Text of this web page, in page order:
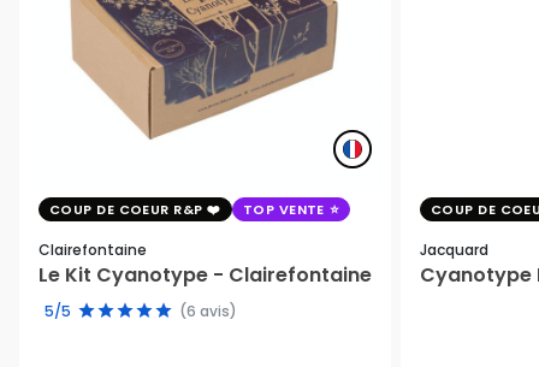
COUP DE COEUR R&P TOP VENTE
Clairefontaine
Le Kit Cyanotype - Clairefontaine
5/5 (6 avis)
COUP DE
Jacquard
Cyanotype